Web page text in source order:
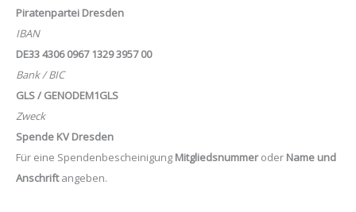
Piratenpartei Dresden
IBAN
DE33 4306 0967 1329 3957 00
Bank / BIC
GLS / GENODEM1GLS
Zweck
Spende KV Dresden
Für eine Spendenbescheinigung Mitgliedsnummeroder Name und
Anschriftangeben.